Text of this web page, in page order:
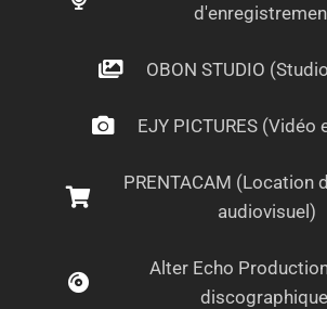
OBON STUDIO
EJY PICTURES (Vidéo
PRENTACAM (Location
audiovisuel)
Alter Echo